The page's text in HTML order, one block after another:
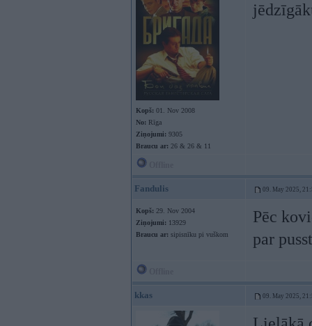
Kopš: 01. Nov 2008
No: Rīga
Ziņojumi: 9305
Braucu ar: 26 & 26 & 11
Fandulis 09. May 2025,
Kopš: 29. Nov 2004
Ziņojumi: 13929
Braucu ar: sipisnīku pi vuškom
Pēc
par
kkas 09. May 2025,